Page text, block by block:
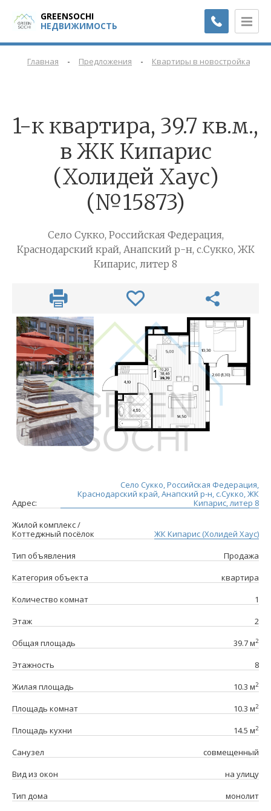
GREENSOCHI
НЕДВИЖИМОСТЬ
Главная - Предложения - Квартиры в новостройках
1-к квартира, 39.7 кв.м.,
в ЖК Кипарис
(Холидей Хаус)
(№15873)
Село Сукко, Российская Федерация,
Краснодарский край, Анапский р-н, с.Сукко, ЖК
Кипарис, литер 8
Адрес:
Село Сукко, Российская Федерация,
Краснодарский край, Анапский р-н, с.Сукко, ЖК
Кипарис, литер 8
Жилой комплекс /
Коттеджный посёлок
ЖК Кипарис (Холидей Хаус)
Тип объявления
Продажа
Категория объекта
квартира
Количество комнат
1
Этаж
2
Общая площадь
39.7 м2
Этажность
8
Жилая площадь
10.3 м2
Площадь комнат 10.3 м2
Площадь кухни 14.5 м2
Санузел
совмещенный
Вид из окон
на улицу
Тип дома
монолит